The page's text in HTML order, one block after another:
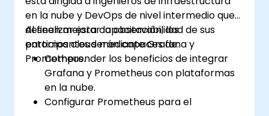
en la nube y DevOps de nivel intermedio que
deseen mejorar la observabilidad de sus
entornos cloud mediante Grafana y
Prometheus.
Al finalizar esta capacitación, los
participantes serán capaces de:
Comprender los beneficios de integrar
Grafana y Prometheus con plataformas
en la nube.
Configurar Prometheus para el